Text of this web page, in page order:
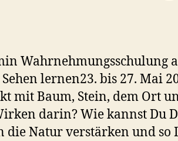
Wahrnehmungsschulung
lernen23. bis 27. Mai
mit Baum, Stein, dem Ort
darin? Wie kannst Du
die Natur verstärken und so